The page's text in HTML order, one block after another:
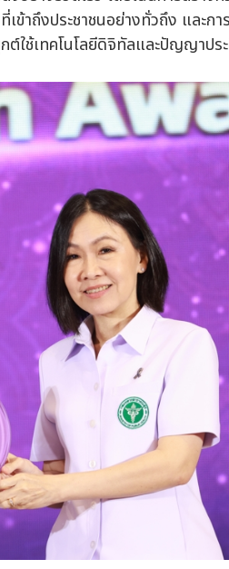
ถึงประชาชนอย่างทั่วถึง และกา
ใช้เทคโนโลยีดิจิทัลและปัญญาปร